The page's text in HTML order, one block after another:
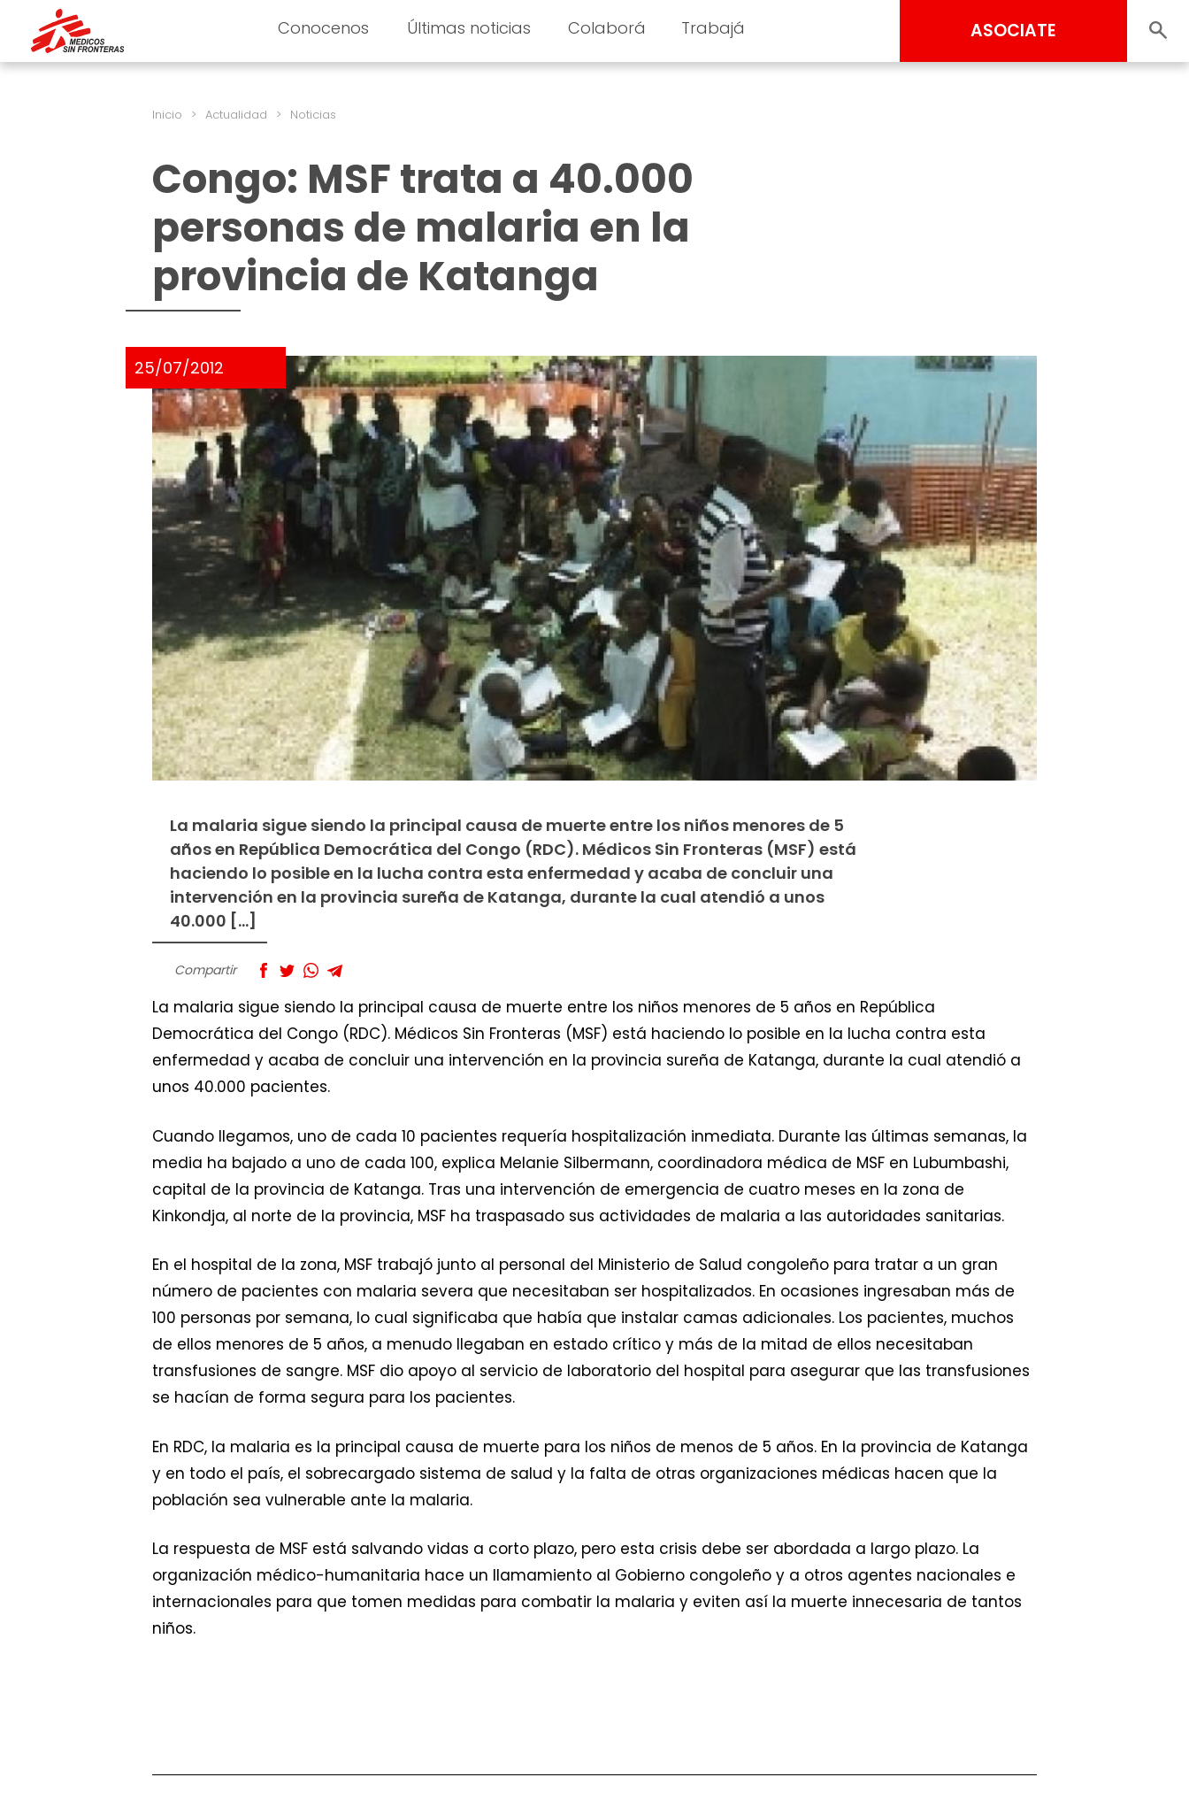
Conocenos Últimas noticias Colaborá Trabajá ASOCIATE
Inicio > Actualidad > Noticias
Congo: MSF trata a 40.000
personas de malaria en la
provincia de Katanga
25/07/2012
La malaria sigue siendo la principal causa de muerte entre los niños menores de 5
años en República Democrática del Congo (RDC). Médicos Sin Fronteras (MSF) está
haciendo lo posible en la lucha contra esta enfermedad y acaba de concluir una
intervención en la provincia sureña de Katanga, durante la cual atendió a unos
40.000 […]
Compartir
La malaria sigue siendo la principal causa de muerte entre los niños menores de 5 años en República
Democrática del Congo (RDC). Médicos Sin Fronteras (MSF) está haciendo lo posible en la lucha contra esta
enfermedad y acaba de concluir una intervención en la provincia sureña de Katanga, durante la cual atendió a
unos 40.000 pacientes.
Cuando llegamos, uno de cada 10 pacientes requería hospitalización inmediata. Durante las últimas semanas, la
media ha bajado a uno de cada 100, explica Melanie Silbermann, coordinadora médica de MSF en Lubumbashi,
capital de la provincia de Katanga. Tras una intervención de emergencia de cuatro meses en la zona de
Kinkondja, al norte de la provincia, MSF ha traspasado sus actividades de malaria a las autoridades sanitarias.
En el hospital de la zona, MSF trabajó junto al personal del Ministerio de Salud congoleño para tratar a un gran
número de pacientes con malaria severa que necesitaban ser hospitalizados. En ocasiones ingresaban más de
100 personas por semana, lo cual significaba que había que instalar camas adicionales. Los pacientes, muchos
de ellos menores de 5 años, a menudo llegaban en estado crítico y más de la mitad de ellos necesitaban
transfusiones de sangre. MSF dio apoyo al servicio de laboratorio del hospital para asegurar que las transfusiones
se hacían de forma segura para los pacientes.
En RDC, la malaria es la principal causa de muerte para los niños de menos de 5 años. En la provincia de Katanga
y en todo el país, el sobrecargado sistema de salud y la falta de otras organizaciones médicas hacen que la
población sea vulnerable ante la malaria.
La respuesta de MSF está salvando vidas a corto plazo, pero esta crisis debe ser abordada a largo plazo. La
organización médico-humanitaria hace un llamamiento al Gobierno congoleño y a otros agentes nacionales e
internacionales para que tomen medidas para combatir la malaria y eviten así la muerte innecesaria de tantos
niños.